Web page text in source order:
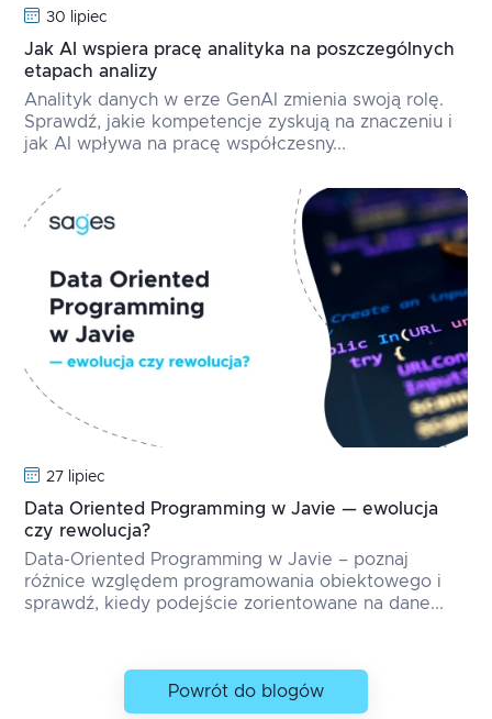
30 lipiec
Jak AI wspiera pracę analityka na poszczególnych
etapach analizy
Analityk danych w erze GenAI zmienia swoją rolę.
Sprawdź, jakie kompetencje zyskują na znaczeniu i
jak AI wpływa na pracę współczesny...
27 lipiec
Data Oriented Programming w Javie — ewolucja
czy rewolucja?
Data-Oriented Programming w Javie – poznaj
różnice względem programowania obiektowego i
sprawdź, kiedy podejście zorientowane na dane...
Powrót do blogów